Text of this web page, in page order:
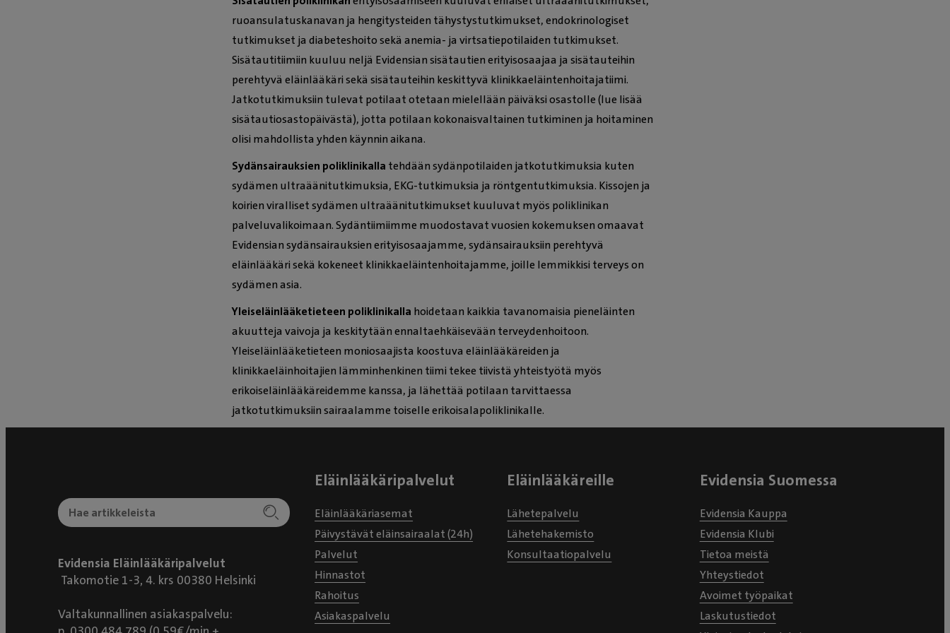
ruoansulatuskanavan ja hengitysteiden tähystystutkimukset, endokrinologiset
tutkimukset ja diabeteshoito sekä anemia- ja virtsatiepotilaiden tutkimukset.
Sisätautitiimiin kuuluu neljä Evidensian sisätautien erityisosaajaa ja sisätauteihin
perehtyvä eläinlääkäri sekä sisätauteihin keskittyvä klinikkaeläintenhoitajatiimi.
Jatkotutkimuksiin tulevat potilaat otetaan mielellään päiväksi osastolle (lue lisää
sisätautiosastopäivästä), jotta potilaan kokonaisvaltainen tutkiminen ja hoitaminen
olisi mahdollista yhden käynnin aikana.
Sydänsairauksien poliklinikalla tehdään sydänpotilaiden jatkotutkimuksia kuten
sydämen ultraäänitutkimuksia, EKG-tutkimuksia ja röntgentutkimuksia. Kissojen ja
koirien viralliset sydämen ultraäänitutkimukset kuuluvat myös poliklinikan
palveluvalikoimaan. Sydäntiimiimme muodostavat vuosien kokemuksen omaavat
Evidensian sydänsairauksien erityisosaajamme, sydänsairauksiin perehtyvä
eläinlääkäri sekä kokeneet klinikkaeläintenhoitajamme, joille lemmikkisi terveys on
sydämen asia.
Yleiseläinlääketieteen poliklinikalla hoidetaan kaikkia tavanomaisia pieneläinten
akuutteja vaivoja ja keskitytään ennaltaehkäisevään terveydenhoitoon.
Yleiseläinlääketieteen moniosaajista koostuva eläinlääkäreiden ja
klinikkaeläinhoitajien lämminhenkinen tiimi tekee tiivistä yhteistyötä myös
erikoiseläinlääkäreidemme kanssa, ja lähettää potilaan tarvittaessa
jatkotutkimuksiin sairaalamme toiselle erikoisalapoliklinikalle.
Evidensia Eläinlääkäripalvelut
Takomotie 1-3, 4. krs 00380 Helsinki
Valtakunnallinen asiakaspalvelu:
Eläinlääkäripalvelut
Eläinlääkäriasemat
Päivystävät eläinsairaalat (24h)
Palvelut
Hinnastot
Rahoitus
Asiakaspalvelu
Eläinlääkäreille
Lähetepalvelu
Lähetehakemisto
Konsultaatiopalvelu
Evidensia Suomessa
Evidensia Kauppa
Evidensia Klubi
Tietoa meistä
Yhteystiedot
Avoimet työpaikat
Laskutustiedot